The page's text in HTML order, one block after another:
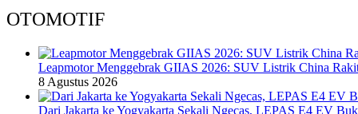
OTOMOTIF
Leapmotor Menggebrak GIIAS 2026: SUV Listrik China
8 Agustus 2026
Dari Jakarta ke Yogyakarta Sekali Ngecas, LEPAS E4 EV